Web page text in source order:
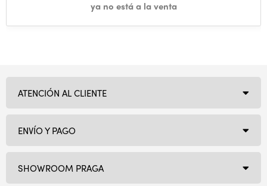
ya no está a la venta
SHOWROOM PRAGA
ATENCIÓN AL CLIENTE
ENVÍO Y PAGO